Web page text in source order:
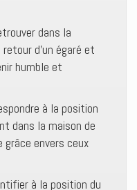
dans la
d’un égaré et
humble et
à la position
dans la maison de
grâce envers ceux
à la position du